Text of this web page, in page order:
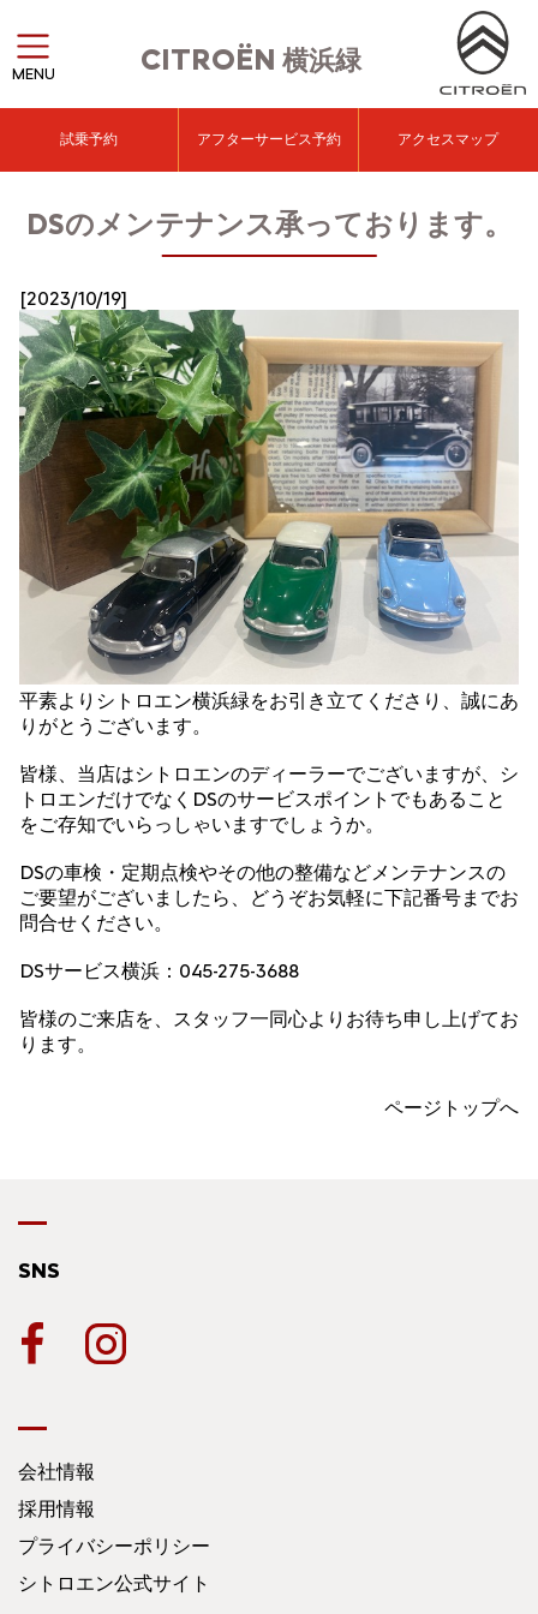
CITROËN 横浜緑
MENU
試乗予約 アフターサービス予約 アクセスマップ
DSのメンテナンス承っております。
[2023/10/19]
平素よりシトロエン横浜緑をお引き立てくださり、誠にあ
りがとうございます。
皆様、当店はシトロエンのディーラーでございますが、シ
トロエンだけでなくDSのサービスポイントでもあること
をご存知でいらっしゃいますでしょうか。
DSの車検・定期点検やその他の整備などメンテナンスの
ご要望がございましたら、どうぞお気軽に下記番号までお
問合せください。
DSサービス横浜：045-275-3688
皆様のご来店を、スタッフ一同心よりお待ち申し上げてお
ります。
ページトップへ
SNS
会社情報
採用情報
プライバシーポリシー
シトロエン公式サイト